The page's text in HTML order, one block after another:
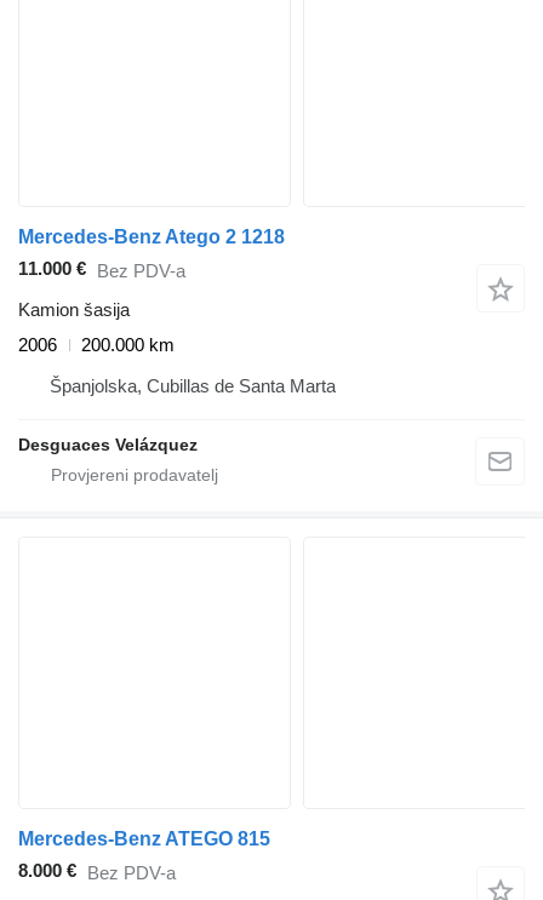
Mercedes-Benz Atego 2 1218
11.000 € Bez PDV-a
Kamion šasija
2006
200.000 km
Španjolska, Cubillas de Santa Marta
Desguaces Velázquez
Mercedes-Benz ATEGO 815
8.000 € Bez PDV-a